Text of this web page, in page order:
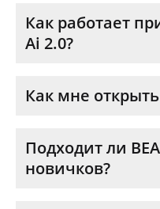
Как работает
Ai 2.0?
Как мне открыть
Подходит ли
новичков?